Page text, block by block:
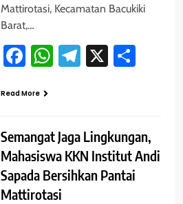
Mattirotasi, Kecamatan Bacukiki
Barat,…
Facebook
WhatsApp
Telegram
X
Read More
Semangat Jaga Lingkungan,
Mahasiswa KKN Institut Andi
Sapada Bersihkan Pantai
Mattirotasi